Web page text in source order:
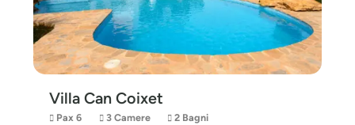
Villa Can Coixet
Pax 6 3 Camere 2 Bagni